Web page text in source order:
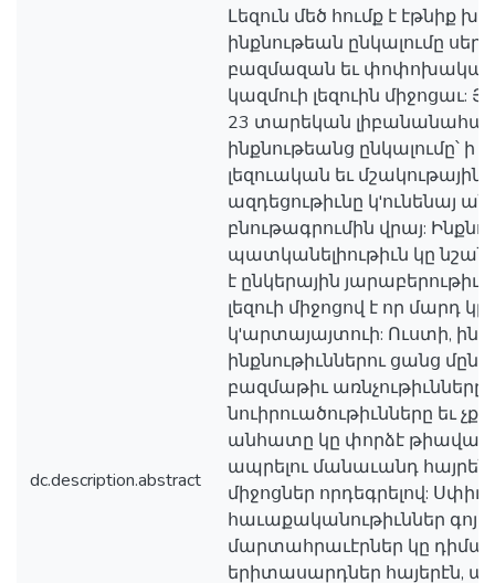
dc.description.abstract
Լեզուն մեծ հումք է էթնիք
ինքնութեան ընկալումը
բազմազան եւ փոփոխական
կազմուի լեզուին միջոցաւ:
23 տարեկան
ինքնութեանց ընկալումը՝ ի
լեզուական եւ մշակութային
ազդեցութիւնը կ'ունենայ
բնութագրումին վրայ:
պատկանելիութիւն կը
է ընկերային
լեզուի միջոցով է որ մարդ
կ'արտայայտուի: Ուստի,
ինքնութիւններու ցանց մըն
բազմաթիւ առնչութիւնները,
նուիրուածութիւնները եւ
անհատը կը փորձէ
ապրելու մանաւանդ
միջոցներ որդեգրելով:
հաւաքականութիւններ
մարտահրաւէրներ կը
երիտասարդներ հայերէն,